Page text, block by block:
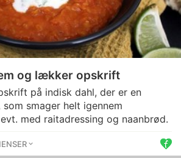
og lækker opskrift
på indisk dahl, der er en
smager helt igennem
med raitadressing og naanbrød.